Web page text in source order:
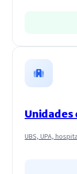
UBS, UPA,